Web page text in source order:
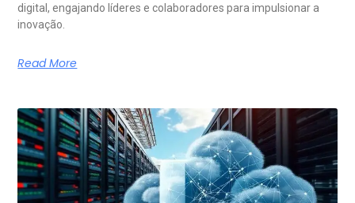
digital, engajando líderes e colaboradores para impulsionar a
inovação.
Read More